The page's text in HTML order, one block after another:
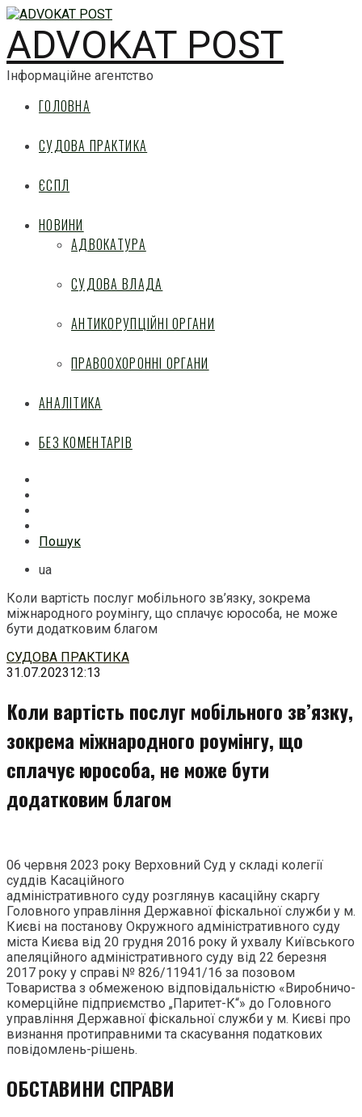
ADVOKAT POST
Інформаційне агентство
ГОЛОВНА
СУДОВА ПРАКТИКА
ЄСПЛ
НОВИНИ
АДВОКАТУРА
СУДОВА ВЛАДА
АНТИКОРУПЦІЙНІ ОРГАНИ
ПРАВООХОРОННІ ОРГАНИ
АНАЛІТИКА
БЕЗ КОМЕНТАРІВ
Пошук
ua
Коли вартість послуг мобільного зв’язку, зокрема
міжнародного роумінгу, що сплачує юрособа, не може
бути додатковим благом
Перейти
до
СУДОВА ПРАКТИКА
31.07.202312:13
Коли вартість послуг мобільного зв’язку,
зокрема міжнародного роумінгу, що
сплачує юрособа, не може бути
додатковим благом
06 червня 2023 року Верховний Суд у складі колегії
суддів Касаційного
адміністративного суду розглянув касаційну скаргу
Головного управління Державної фіскальної служби у м.
Києві на постанову Окружного адміністративного суду
міста Києва від 20 грудня 2016 року й ухвалу Київського
апеляційного адміністративного суду від 22 березня
2017 року у справі № 826/11941/16 за позовом
Товариства з обмеженою відповідальністю «Виробничо-
комерційне підприємство „Паритет-К“» до Головного
управління Державної фіскальної служби у м. Києві про
визнання протиправними та скасування податкових
повідомлень-рішень.
ОБСТАВИНИ СПРАВИ